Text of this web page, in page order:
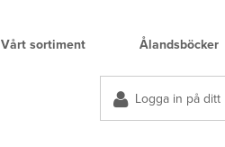
Vårt sortiment Ålandsböcker
Logga in på ditt